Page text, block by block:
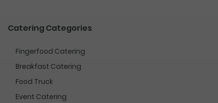
Catering Categories
Fingerfood Catering
Breakfast Catering
Food Truck
Event Catering